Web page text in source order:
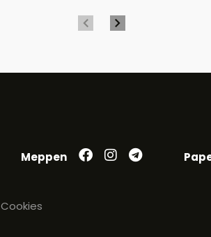
Meppen
Cookies